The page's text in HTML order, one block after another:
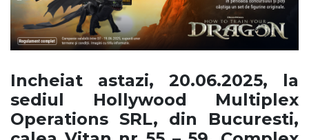
Incheiat astazi, 20.06.2025, la
sediul Hollywood Multiplex
Operations SRL, din Bucuresti,